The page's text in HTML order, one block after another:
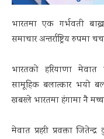
भारतमा एक गर्भवती
समाचार अन्तर्राष्ट्रिय रुपमा
भारतकाे हरियाणा
सामूहिक बलात्कार भयाे
खबरले भारतमा हंगामा नै
मेवात प्रहरी प्रवक्ता